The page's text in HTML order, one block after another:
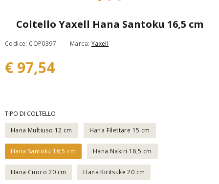
Coltello Yaxell Hana Santoku 16,5 cm
Codice: COP0397 Marca: Yaxell
€ 97,54
TIPO DI COLTELLO
Hana Multiuso 12 cm
Hana Filettare 15 cm
Hana Santoku 16,5 cm Hana Nakiri 16,5 cm
Hana Cuoco 20 cm Hana Kiritsuke 20 cm